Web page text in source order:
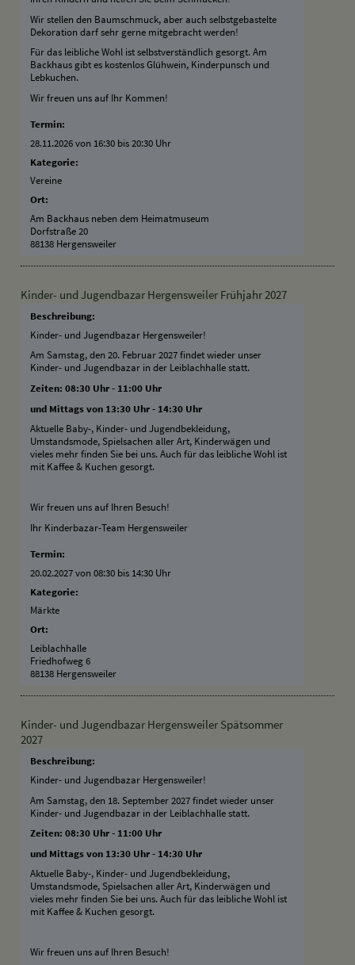
Wir stellen den Baumschmuck, aber auch selbstgebastelte
Dekoration darf sehr gerne mitgebracht werden!
Für das leibliche Wohl ist selbstverständlich gesorgt. Am
Backhaus gibt es kostenlos Glühwein, Kinderpunsch und
Lebkuchen.
Wir freuen uns auf Ihr Kommen!
Termin:
28.11.2026 von 16:30 bis 20:30 Uhr
Kategorie:
Vereine
Ort:
Am Backhaus neben dem Heimatmuseum
Dorfstraße 20
88138 Hergensweiler
Kinder- und Jugendbazar Hergensweiler Frühjahr 2027
Beschreibung:
Kinder- und Jugendbazar Hergensweiler!
Am Samstag, den 20. Februar 2027 findet wieder unser
Kinder- und Jugendbazar in der Leiblachhalle statt.
Zeiten: 08:30 Uhr - 11:00 Uhr
und Mittags von 13:30 Uhr - 14:30 Uhr
Aktuelle Baby-, Kinder- und Jugendbekleidung,
Umstandsmode, Spielsachen aller Art, Kinderwägen und
vieles mehr finden Sie bei uns. Auch für das leibliche Wohl ist
mit Kaffee & Kuchen gesorgt.
Wir freuen uns auf Ihren Besuch!
Ihr Kinderbazar-Team Hergensweiler
Termin:
20.02.2027 von 08:30 bis 14:30 Uhr
Kategorie:
Märkte
Ort:
Leiblachhalle
Friedhofweg 6
88138 Hergensweiler
Kinder- und Jugendbazar Hergensweiler Spätsommer
2027
Beschreibung:
Kinder- und Jugendbazar Hergensweiler!
Am Samstag, den 18. September 2027 findet wieder unser
Kinder- und Jugendbazar in der Leiblachhalle statt.
Zeiten: 08:30 Uhr - 11:00 Uhr
und Mittags von 13:30 Uhr - 14:30 Uhr
Aktuelle Baby-, Kinder- und Jugendbekleidung,
Umstandsmode, Spielsachen aller Art, Kinderwägen und
vieles mehr finden Sie bei uns. Auch für das leibliche Wohl ist
mit Kaffee & Kuchen gesorgt.
Wir freuen uns auf Ihren Besuch!